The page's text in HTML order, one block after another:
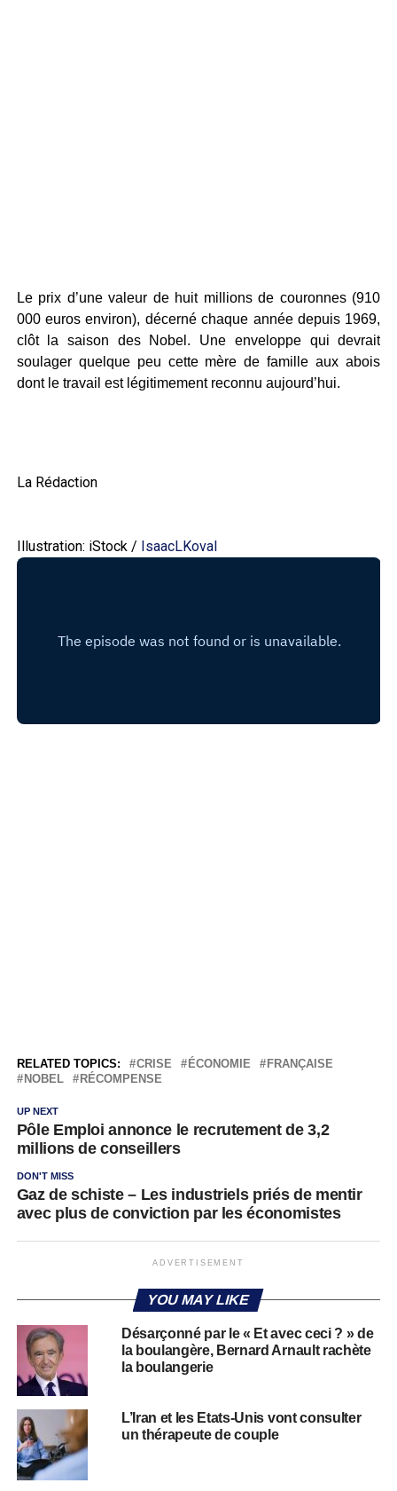
Le prix d’une valeur de huit millions de couronnes (910
000 euros environ), décerné chaque année depuis 1969,
clôt la saison des Nobel. Une enveloppe qui devrait
soulager quelque peu cette mère de famille aux abois
dont le travail est légitimement reconnu aujourd’hui.
La Rédaction
Illustration: iStock / IsaacLKoval
RELATED TOPICS: CRISE ÉCONOMIE
FRANÇAISE
NOBEL
RÉCOMPENSE
UP NEXT
Pôle Emploi annonce le recrutement de 3,2
millions de conseillers
DON'T MISS
Gaz de schiste – Les industriels priés de mentir
avec plus de conviction par les économistes
ADVERTISEMENT
YOU MAY LIKE
Désarçonné par le « Et avec ceci ? » de
la boulangère, Bernard Arnault rachète
la boulangerie
L’Iran et les Etats-Unis vont consulter
un thérapeute de couple